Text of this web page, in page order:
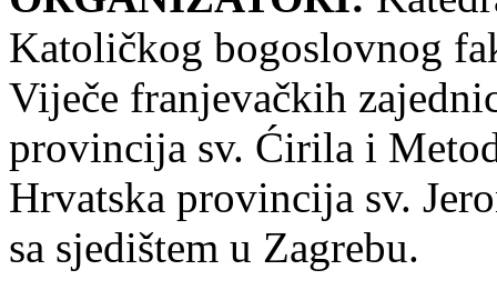
Katoličkog bogoslovnog
Viječe franjevačkih
provincija sv. Ćirila i
Hrvatska provincija sv.
sa sjedištem u Zagrebu.